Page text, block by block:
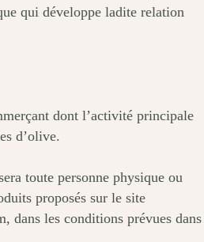
qui développe ladite relation
dont l’activité principale
d’olive.
toute personne physique ou
proposés sur le site
dans les conditions prévues dans